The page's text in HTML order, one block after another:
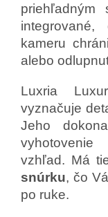
kameru
alebo
Luxria
vyznačuje
Jeho
vzhľad. Má
snúrku, čo
po ruke.